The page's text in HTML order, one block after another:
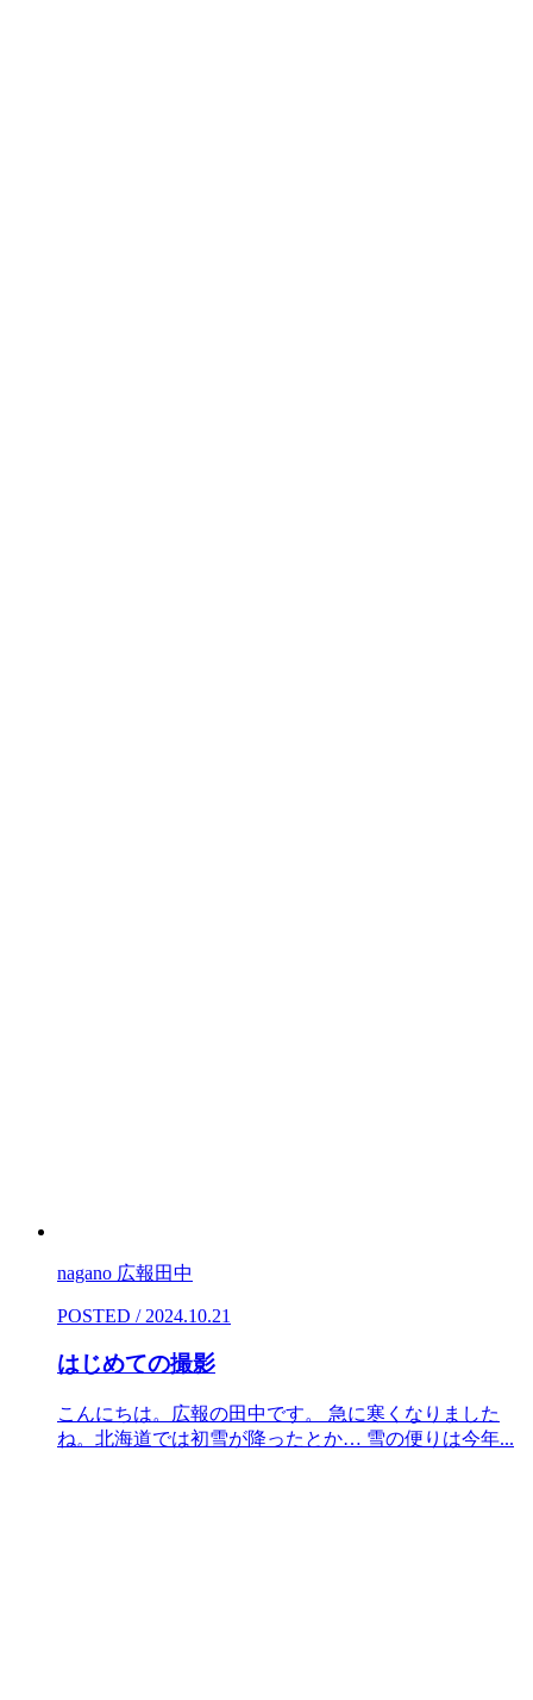
nagano 広報田中
POSTED / 2024.10.21
はじめての撮影
こんにちは。広報の田中です。 急に寒くなりました
ね。北海道では初雪が降ったとか… 雪の便りは今年...